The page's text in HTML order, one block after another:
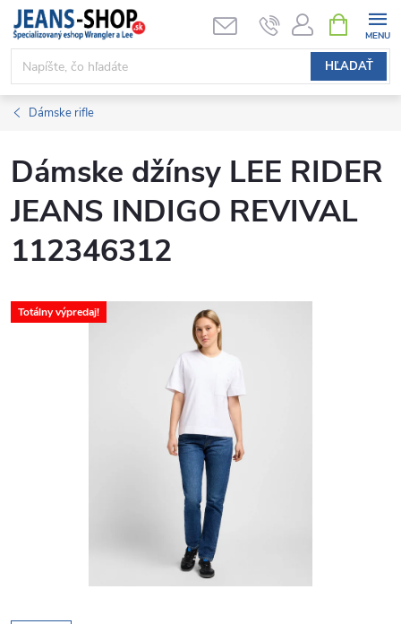
Prejsť
obsah
HĽADAŤ
KOŠÍK
Dámske rifle
Dámske džínsy LEE RIDER
JEANS INDIGO REVIVAL
112346312
Totálny výpredaj!